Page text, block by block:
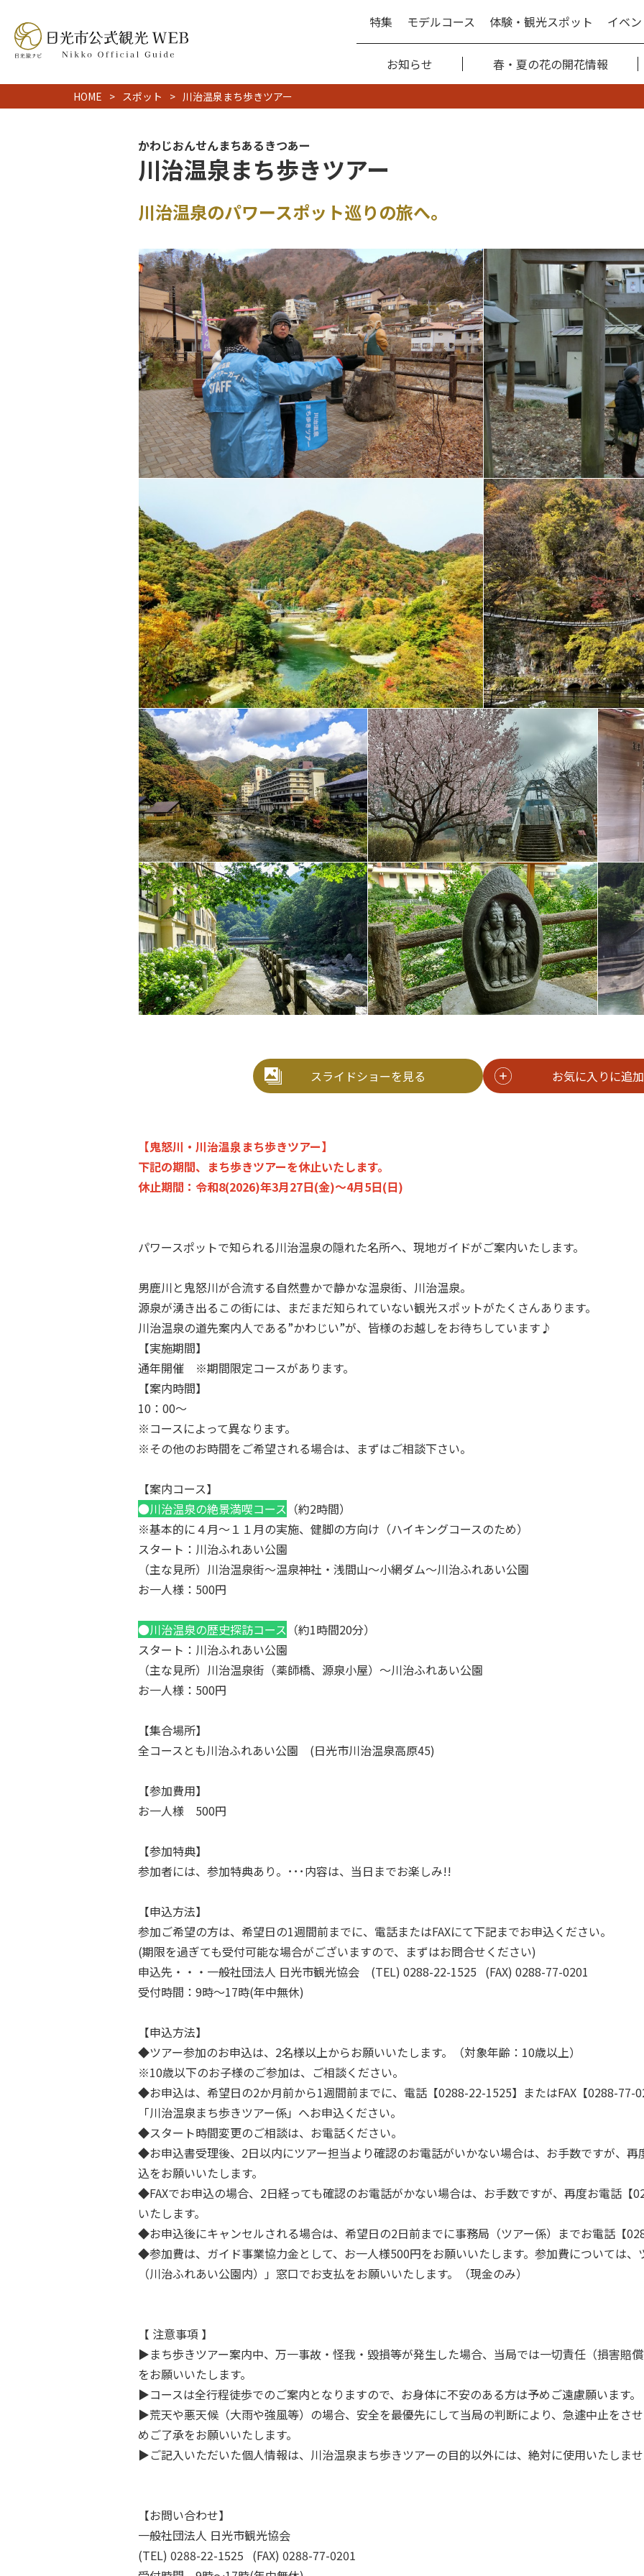
特集 モデルコース 体験・観光スポット イベ
お知らせ 春・夏の花の開花情報
HOME スポット 川治温泉まち歩きツアー
かわじおんせんまちあるきつあー
川治温泉まち歩きツアー
川治温泉のパワースポット巡りの旅へ。
スライドショーを見る お気に入りに追加
【鬼怒川・川治温泉まち歩きツアー】
下記の期間、まち歩きツアーを休止いたします。
休止期間：令和8(2026)年3月27日(金)～4月5日(日)
パワースポットで知られる川治温泉の隠れた名所へ、現地ガイドがご案内いたします。
男鹿川と鬼怒川が合流する自然豊かで静かな温泉街、川治温泉。
源泉が湧き出るこの街には、まだまだ知られていない観光スポットがたくさんあります。
川治温泉の道先案内人である”かわじい”が、皆様のお越しをお待ちしています♪
【実施期間】
通年開催 ※期間限定コースがあります。
【案内時間】
10：00～
※コースによって異なります。
※その他のお時間をご希望される場合は、まずはご相談下さい。
【案内コース】
●川治温泉の絶景満喫コース （約2時間）
※基本的に４月～１１月の実施、健脚の方向け（ハイキングコースのため）
スタート：川治ふれあい公園
（主な見所）川治温泉街～温泉神社・浅間山～小網ダム～川治ふれあい公園
お一人様：500円
●川治温泉の歴史探訪コース （約1時間20分）
スタート：川治ふれあい公園
（主な見所）川治温泉街（薬師橋、源泉小屋）～川治ふれあい公園
お一人様：500円
【集合場所】
全コースとも川治ふれあい公園 (日光市川治温泉高原45)
【参加費用】
お一人様 500円
【参加特典】
参加者には、参加特典あり。･･･内容は、当日までお楽しみ!!
【申込方法】
参加ご希望の方は、希望日の1週間前までに、電話またはFAXにて下記までお申込ください。
(期限を過ぎても受付可能な場合がございますので、まずはお問合せください)
申込先・・・一般社団法人 日光市観光協会 (TEL) 0288-22-1525 (FAX) 0288-77-0201
受付時間：9時～17時(年中無休)
【申込方法】
◆ツアー参加のお申込は、2名様以上からお願いいたします。（対象年齢：10歳以上）
※10歳以下のお子様のご参加は、ご相談ください。
◆お申込は、希望日の2か月前から1週間前までに、電話【0288-22-1525】またはFAX【0288-77-
「川治温泉まち歩きツアー係」へお申込ください。
◆スタート時間変更のご相談は、お電話ください。
◆お申込書受理後、2日以内にツアー担当より確認のお電話がいかない場合は、お手数ですが、
込をお願いいたします。
◆FAXでお申込の場合、2日経っても確認のお電話がかない場合は、お手数ですが、再度お電話【
いたします。
◆お申込後にキャンセルされる場合は、希望日の2日前までに事務局（ツアー係）までお電話【
◆参加費は、ガイド事業協力金として、お一人様500円をお願いいたします。参加費については
（川治ふれあい公園内）」窓口でお支払をお願いいたします。（現金のみ）
【 注意事項 】
▶まち歩きツアー案内中、万一事故・怪我・毀損等が発生した場合、当局では一切責任（損害賠
をお願いいたします。
▶コースは全行程徒歩でのご案内となりますので、お身体に不安のある方は予めご遠慮願います。
▶荒天や悪天候（大雨や強風等）の場合、安全を最優先にして当局の判断により、急遽中止をさ
めご了承をお願いいたします。
▶ご記入いただいた個人情報は、川治温泉まち歩きツアーの目的以外には、絶対に使用いたしま
【お問い合わせ】
一般社団法人 日光市観光協会
(TEL) 0288-22-1525 (FAX) 0288-77-0201